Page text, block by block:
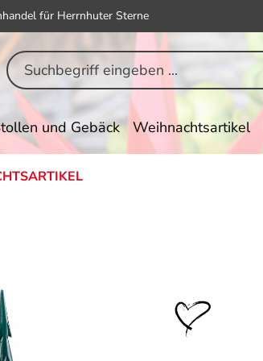
für Herrnhuter Sterne
und Gebäck Weihnachtsartikel